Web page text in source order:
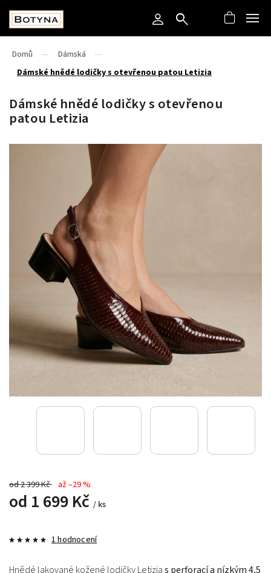
Domů / Dámská
/
Dámské hnědé lodičky s otevřenou patou Letizia
Dámské hnědé lodičky s otevřenou
patou Letizia
od 2 399 Kč až –29 %
od 1 699 Kč / ks
1 hodnocení
Hnědé lakované kožené lodičky Letizias perforací a nízkým 4,5